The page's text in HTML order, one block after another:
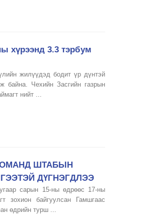
хүрээнд 3.3 тэрбум
жилүүдэд бодит үр дүнтэй
байна. Чехийн Засгийн газрын
нийт ...
ШТАБЫН
ДҮГНЭГДЛЭЭ
сарын 15-ны өдрөөс 17-ны
зохион байгуулсан Гамшгаас
өдрийн турш ...